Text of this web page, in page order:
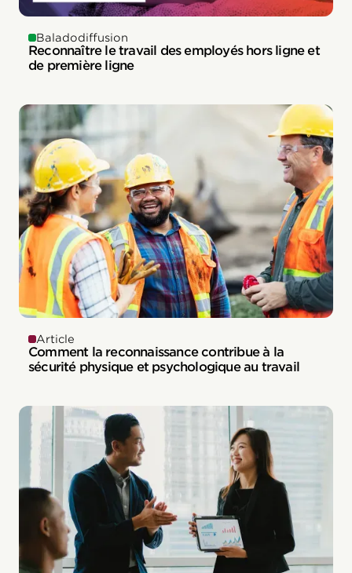
Baladodiffusion
Reconnaître le travail des employés hors ligne et
de première ligne
Article
Comment la reconnaissance contribue à la
sécurité physique et psychologique au travail